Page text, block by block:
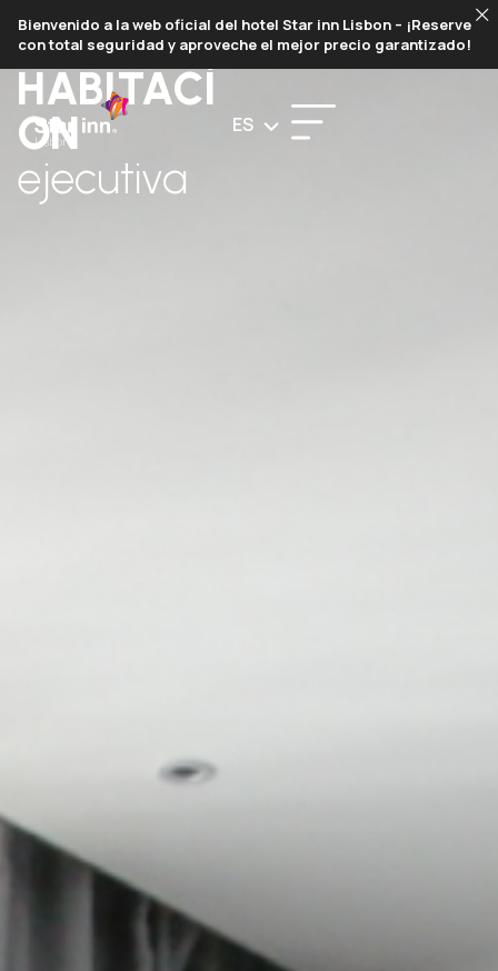
Bienvenido a la web oficial del hotel Star inn Lisbon – ¡Reserve
con total seguridad y aproveche el mejor precio garantizado!
ES
HABITACÍ
ON
ejecutiva
RESERVAR